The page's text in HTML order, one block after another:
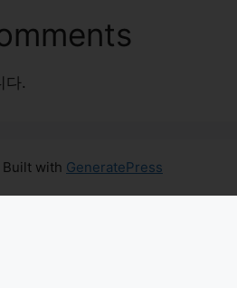
다.
Built with GeneratePress